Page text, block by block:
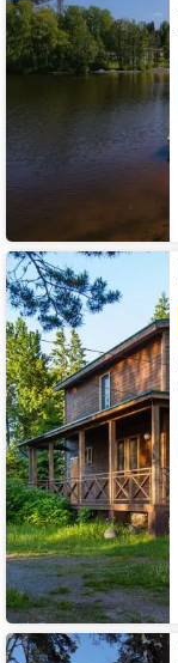
База
отдыха
Самая
Ладога
База